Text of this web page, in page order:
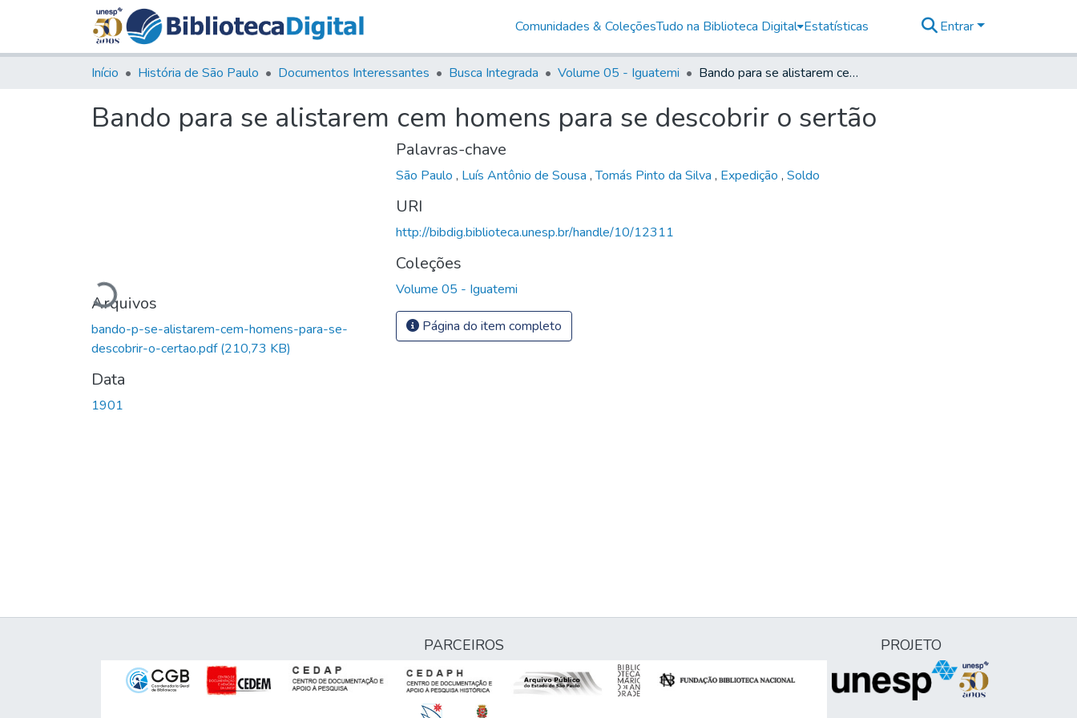
Comunidades & ColeçõesTudo na Biblioteca Digital Estatísticas Entrar
Início História de São Paulo Documentos Interessantes Busca Integrada Volume 05 - Iguatemi Bando para se alistarem cem homens para se descobrir o sertão
Bando para se alistarem cem homens para se descobrir o sertão
Carregando...
Arquivos
bando-p-se-alistarem-cem-homens-para-se-
descobrir-o-certao.pdf(210,73 KB)
Data
1901
Palavras-chave
São Paulo , Luís Antônio de Sousa ,Tomás Pinto da Silva , Expedição , Soldo
URI
http://bibdig.biblioteca.unesp.br/handle/10/12311
Coleções
Volume 05 - Iguatemi
Página do item completo
PARCEIROS PROJETO